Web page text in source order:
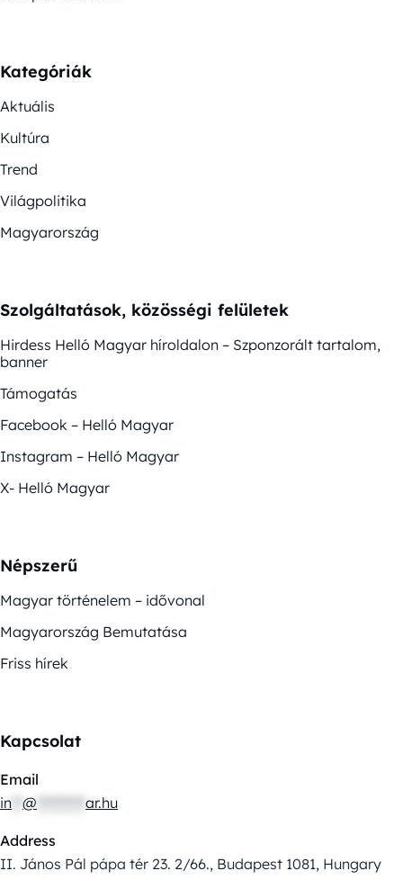
Kategóriák
Aktuális
Kultúra
Trend
Világpolitika
Magyarország
Szolgáltatások, közösségi felületek
Hirdess Helló Magyar híroldalon – Szponzorált tartalom,
banner
Támogatás
Facebook – Helló Magyar
Instagram – Helló Magyar
X- Helló Magyar
Népszerű
Magyar történelem – idővonal
Magyarország Bemutatása
Friss hírek
Kapcsolat
Email
in @ ar.hu
Address
II. János Pál pápa tér 23. 2/66., Budapest 1081, Hungary